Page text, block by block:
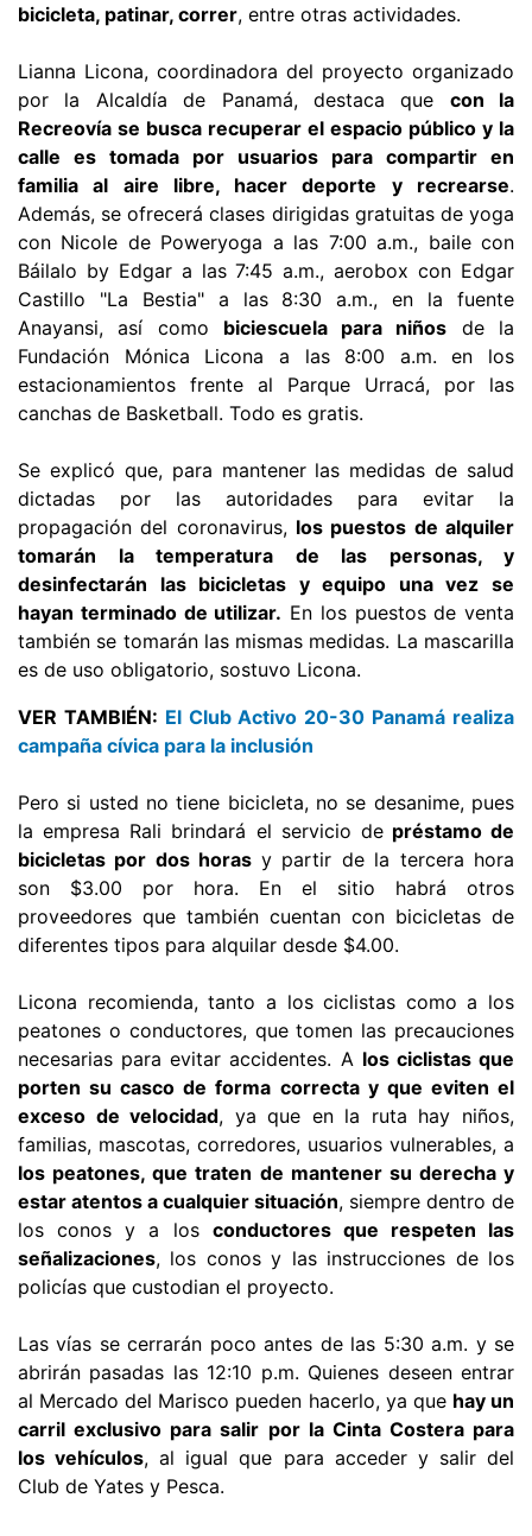
bicicleta, patinar, correr, entre otras actividades.
Lianna Licona, coordinadora del proyecto organizado
por la Alcaldía de Panamá, destaca que con la
Recreovía se busca recuperar el espacio público y la
calle es tomada por usuarios para compartir en
familia al aire libre, hacer deporte y recrearse.
Además, se ofrecerá clases dirigidas gratuitas de yoga
con Nicole de Poweryoga a las 7:00 a.m., baile con
Báilalo by Edgar a las 7:45 a.m., aerobox con Edgar
Castillo "La Bestia" a las 8:30 a.m., en la fuente
Anayansi, así como biciescuela para niños de la
Fundación Mónica Licona a las 8:00 a.m. en los
estacionamientos frente al Parque Urracá, por las
canchas de Basketball. Todo es gratis.
Se explicó que, para mantener las medidas de salud
dictadas por las autoridades para evitar la
propagación del coronavirus, los puestos de alquiler
tomarán la temperatura de las personas, y
desinfectarán las bicicletas y equipo una vez se
hayan terminado de utilizar. En los puestos de venta
también se tomarán las mismas medidas. La mascarilla
es de uso obligatorio, sostuvo Licona.
VER TAMBIÉN: El Club Activo 20-30 Panamá realiza
campaña cívica para la inclusión
Pero si usted no tiene bicicleta, no se desanime, pues
la empresa Rali brindará el servicio depréstamo de
bicicletas por dos horas y partir de la tercera hora
son $3.00 por hora. En el sitio habrá otros
proveedores que también cuentan con bicicletas de
diferentes tipos para alquilar desde $4.00.
Licona recomienda, tanto a los ciclistas como a los
peatones o conductores, que tomen las precauciones
necesarias para evitar accidentes. A los ciclistas que
porten su casco de forma correcta y que eviten el
exceso de velocidad, ya que en la ruta hay niños,
familias, mascotas, corredores, usuarios vulnerables, a
los peatones, que traten de mantener su derecha y
estar atentos a cualquier situación, siempre dentro de
los conos y a los conductores que respeten las
señalizaciones, los conos y las instrucciones de los
policías que custodian el proyecto.
Las vías se cerrarán poco antes de las 5:30 a.m. y se
abrirán pasadas las 12:10 p.m. Quienes deseen entrar
al Mercado del Marisco pueden hacerlo, ya que hay un
carril exclusivo para salir por la Cinta Costera para
los vehículos, al igual que para acceder y salir del
Club de Yates y Pesca.